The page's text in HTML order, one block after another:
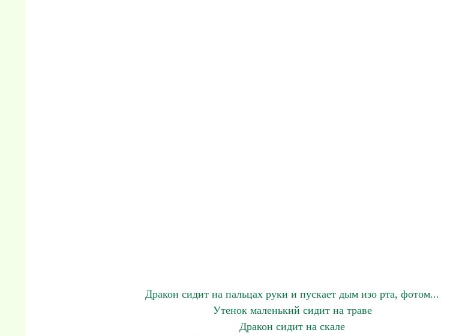
Дракон сидит на пальцах руки и пускает дым изо рта, фотом...
Утенок маленький сидит на траве
Дракон сидит на скале